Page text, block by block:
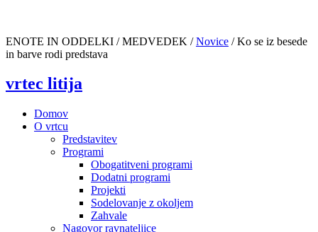
ENOTE IN ODDELKI / MEDVEDEK /Novice /Ko se iz besede
in barve rodi predstava
vrtec litija
Domov
O vrtcu
Predstavitev
Programi
Obogatitveni programi
Dodatni programi
Projekti
Sodelovanje z okoljem
Zahvale
Nagovor ravnateljice